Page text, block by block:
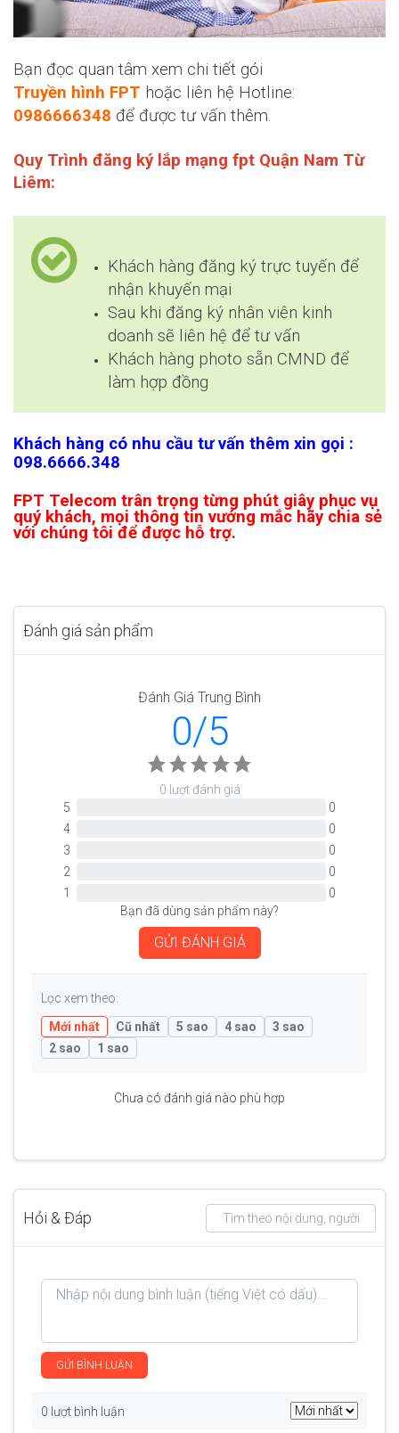
Bạn đọc quan tâm xem chi tiết gói
Truyền hình FPT hoặc liên hệ Hotline:
0986666348 để được tư vấn thêm.
Quy Trình đăng ký lắp mạng fpt Quận Nam Từ
Liêm:
Khách hàng đăng ký trực tuyến để
nhận khuyến mại
Sau khi đăng ký nhân viên kinh
doanh sẽ liên hệ để tư vấn
Khách hàng photo sẵn CMND để
làm hợp đồng
Khách hàng có nhu cầu tư vấn thêm xin gọi :
098.6666.348
FPT Telecom trân trọng từng phút giây phục vụ
quý khách, mọi thông tin vướng mắc hãy chia sẻ
với chúng tôi để được hỗ trợ.
Đánh giá sản phẩm
Đánh Giá Trung Bình
0/5
0 lượt đánh giá
5
0
4
0
3
0
2
0
1
0
Bạn đã dùng sản phẩm này?
GỬI ĐÁNH GIÁ
Lọc xem theo:
Mới nhất
Cũ nhất 5 sao 4 sao
3 sao
2 sao
1 sao
Chưa có đánh giá nào phù hợp
Hỏi & Đáp
GỬI BÌNH LUẬN
0 lượt bình luận